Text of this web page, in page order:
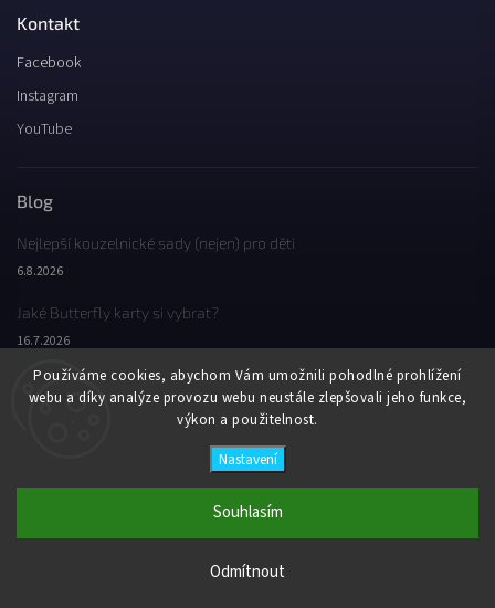
Používáme cookies, abychom Vám umožnili pohodlné prohlížení
webu a díky analýze provozu webu neustále zlepšovali jeho funkce,
výkon a použitelnost.
Nastavení
Odmítnout
Souhlasím
Kontakt
Facebook
Instagram
YouTube
Blog
Nejlepší kouzelnické sady (nejen) pro děti
6.8.2026
Jaké Butterfly karty si vybrat?
16.7.2026
Jaký byl Butterfly Wondercon 2025?
Copyright 2026Butterfly Wonderland. Všechna práva vyhrazena.
Shoptet | DesignShoptak.cz